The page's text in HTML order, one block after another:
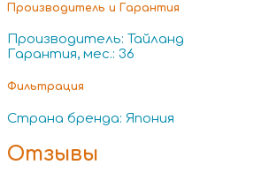
Производитель и Гарантия
Производитель: Тайланд
Гарантия, мес.: 36
Фильтрация
Страна бренда: Япония
Отзывы